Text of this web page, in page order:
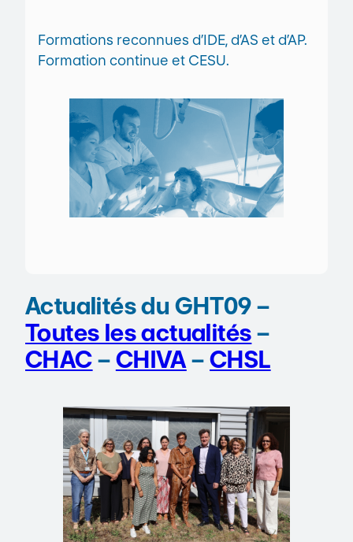
Formations reconnues d’IDE, d’AS et d’AP.
Formation continue et CESU.
Actualités du GHT09 –
Toutes les actualités –
CHAC – CHIVA –CHSL